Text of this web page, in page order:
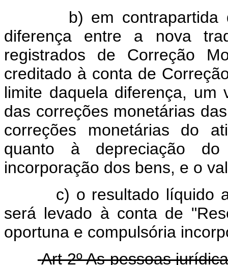
b) em contrapartida do
diferença entre a nova
registrados de Correção
creditado à conta de
limite daquela diferença, um
das correções monetárias
correções monetárias do
quanto à depreciação
incorporação dos bens, e o
c) o resultado líquido
será levado à conta de
oportuna e compulsória
Art 2º As pessoas